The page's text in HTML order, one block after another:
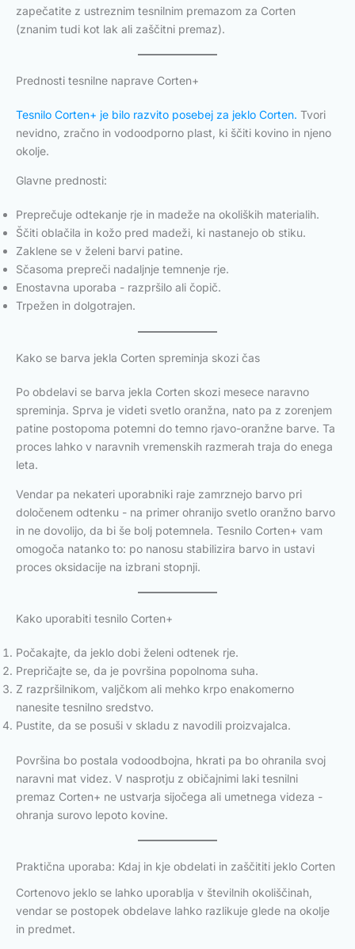
zapečatite z ustreznim tesnilnim premazom za Corten
(znanim tudi kot lak ali zaščitni premaz).
Prednosti tesnilne naprave Corten+
Tesnilo Corten+ je bilo razvito posebej za jeklo Corten. Tvori
nevidno, zračno in vodoodporno plast, ki ščiti kovino in njeno
okolje.
Glavne prednosti:
Preprečuje odtekanje rje in madeže na okoliških materialih.
Ščiti oblačila in kožo pred madeži, ki nastanejo ob stiku.
Zaklene se v želeni barvi patine.
Sčasoma prepreči nadaljnje temnenje rje.
Enostavna uporaba - razpršilo ali čopič.
Trpežen in dolgotrajen.
Kako se barva jekla Corten spreminja skozi čas
Po obdelavi se barva jekla Corten skozi mesece naravno
spreminja. Sprva je videti svetlo oranžna, nato pa z zorenjem
patine postopoma potemni do temno rjavo-oranžne barve. Ta
proces lahko v naravnih vremenskih razmerah traja do enega
leta.
Vendar pa nekateri uporabniki raje zamrznejo barvo pri
določenem odtenku - na primer ohranijo svetlo oranžno barvo
in ne dovolijo, da bi še bolj potemnela. Tesnilo Corten+ vam
omogoča natanko to: po nanosu stabilizira barvo in ustavi
proces oksidacije na izbrani stopnji.
Kako uporabiti tesnilo Corten+
Počakajte, da jeklo dobi želeni odtenek rje.
Prepričajte se, da je površina popolnoma suha.
Z razpršilnikom, valjčkom ali mehko krpo enakomerno
nanesite tesnilno sredstvo.
Pustite, da se posuši v skladu z navodili proizvajalca.
Površina bo postala vodoodbojna, hkrati pa bo ohranila svoj
naravni mat videz. V nasprotju z običajnimi laki tesnilni
premaz Corten+ ne ustvarja sijočega ali umetnega videza -
ohranja surovo lepoto kovine.
Praktična uporaba: Kdaj in kje obdelati in zaščititi jeklo Corten
Cortenovo jeklo se lahko uporablja v številnih okoliščinah,
vendar se postopek obdelave lahko razlikuje glede na okolje
in predmet.